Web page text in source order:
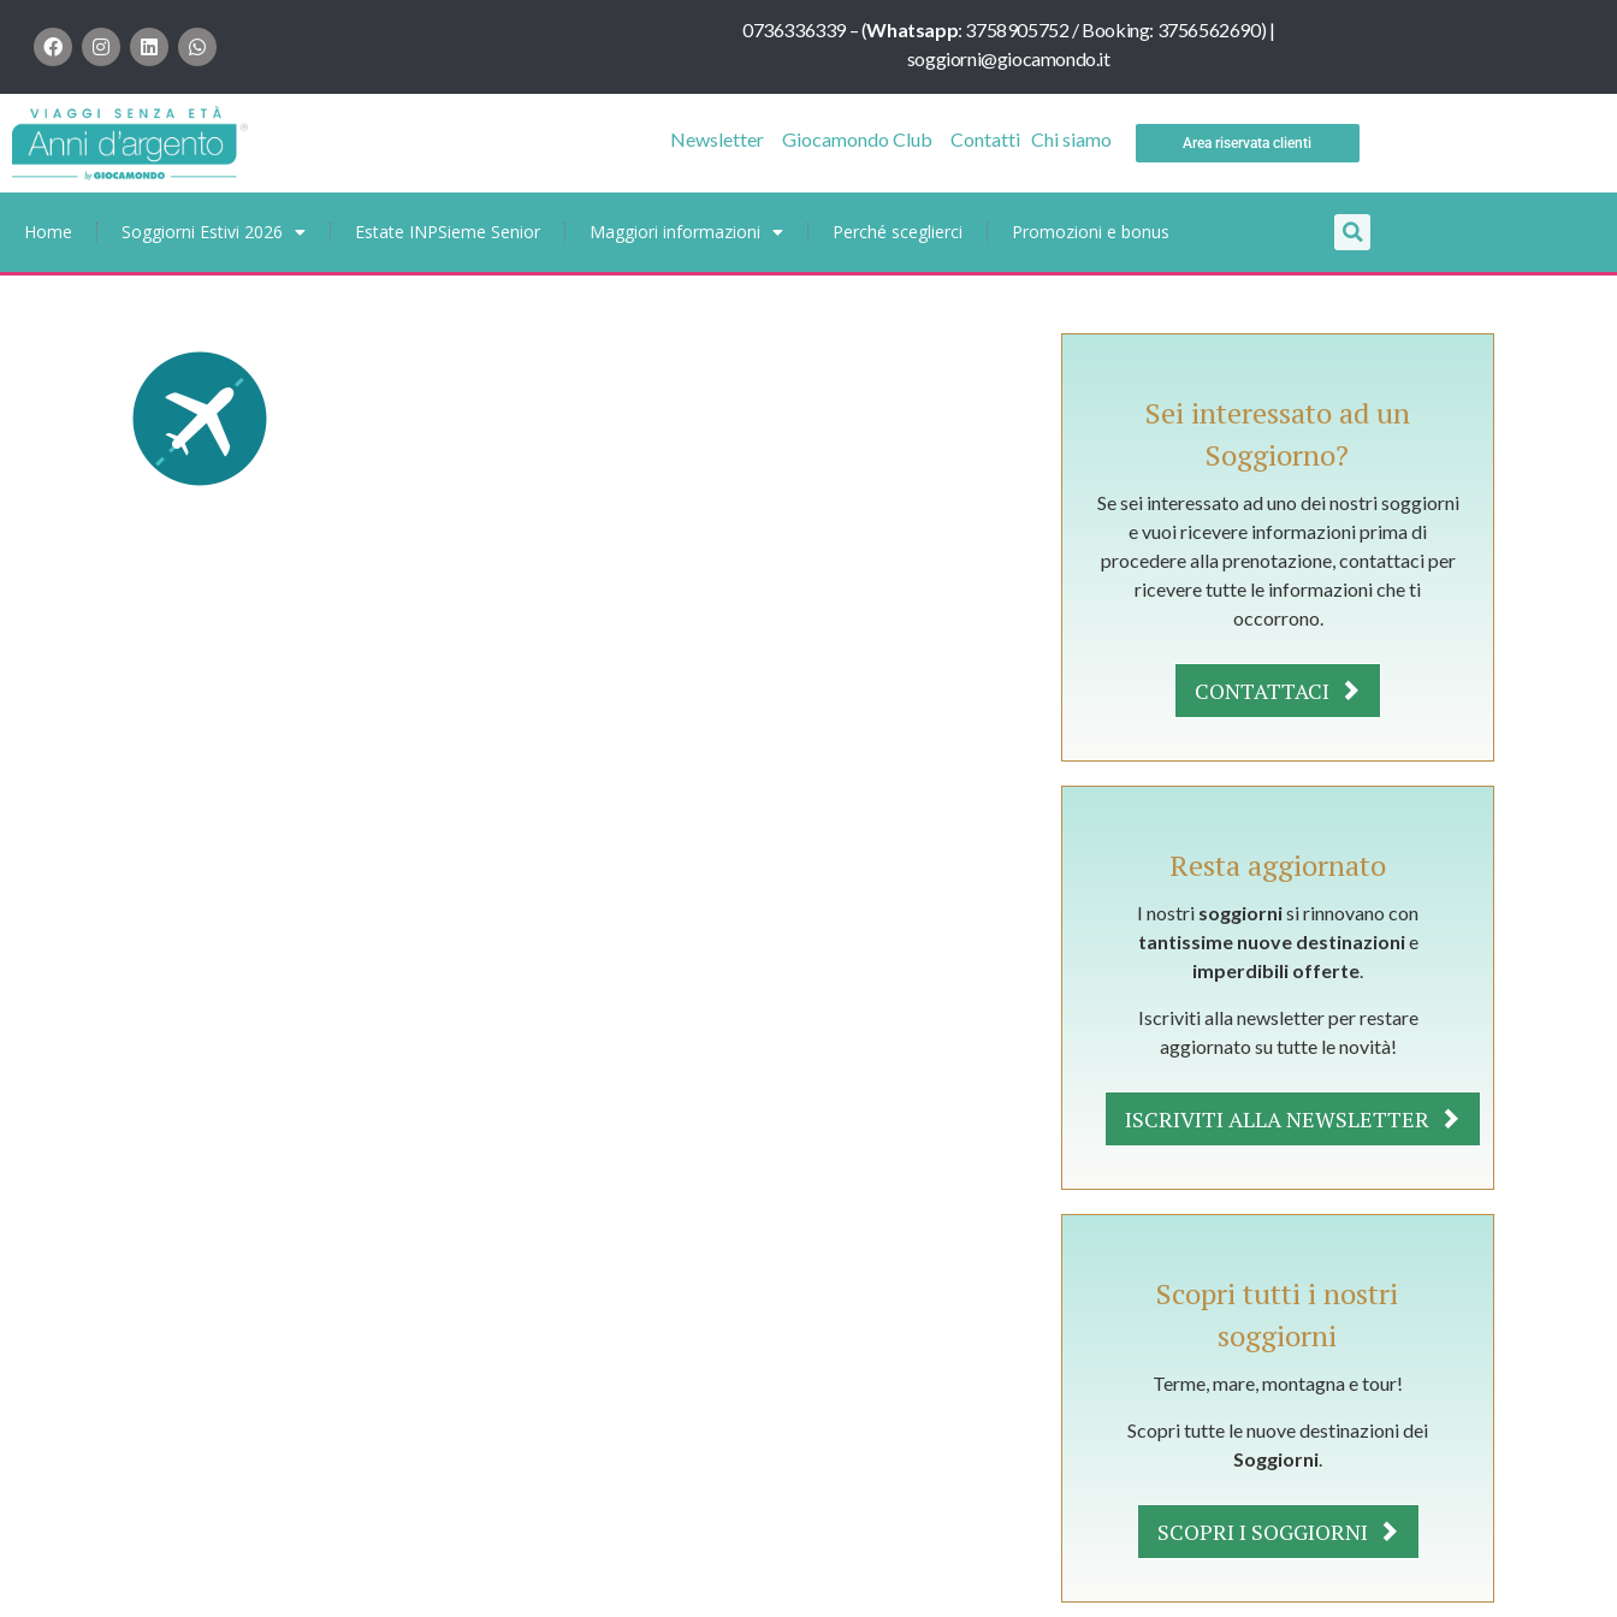
0736336339 –(Whatsapp: 3758905752 /Booking: 3756562690) |
soggiorni@giocamondo.it
Newsletter Giocamondo Club Contatti Chi siamo Area riservata clienti
Home Soggiorni Estivi 2026 Estate INPSieme Senior Maggiori informazioni Perché sceglierci Promozioni e bonus
Sei interessato ad un
Soggiorno?
Se sei interessato ad uno dei nostri soggiorni
e vuoi ricevere informazioni prima di
procedere alla prenotazione, contattaci per
ricevere tutte le informazioni che ti
occorrono.
CONTATTACI
Resta aggiornato
I nostri soggiornisi rinnovano con
tantissime nuove destinazionie
imperdibili offerte
Iscriviti alla newsletter per restare
aggiornato su tutte le novità!
ISCRIVITI ALLA NEWSLETTER
Scopri tutti i nostri
soggiorni
Terme, mare, montagna e tour!
Scopri tutte le nuove destinazioni dei
Soggiorni
SCOPRI I SOGGIORNI